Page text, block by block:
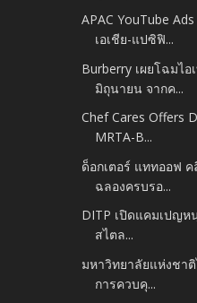
APAC YouTube
เอเชีย-แปซิฟิ...
Burberry เผยโฉมไ
มิถุนายน จากค...
Chef Cares Offers
MRTA-B...
ด็อกเตอร์ แททออฟ
ฉลองครบรอ...
DITP เปิดแคมเปญห
สไตล...
มหาวิทยาลัยแห่งชา
การควบคุ...